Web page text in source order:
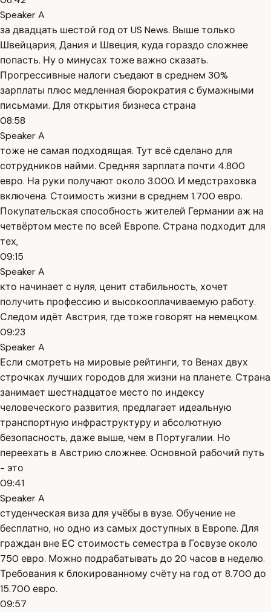
Speaker A
за двадцать шестой год от US News. Выше только
Швейцария, Дания и Швеция, куда гораздо сложнее
попасть. Ну о минусах тоже важно сказать.
Прогрессивные налоги съедают в среднем 30%
зарплаты плюс медленная бюрократия с бумажными
письмами. Для открытия бизнеса страна
08:58
Speaker A
тоже не самая подходящая. Тут всё сделано для
сотрудников найми. Средняя зарплата почти 4.800
евро. На руки получают около 3.000. И медстраховка
включена. Стоимость жизни в среднем 1.700 евро.
Покупательская способность жителей Германии аж на
четвёртом месте по всей Европе. Страна подходит для
тех,
09:15
Speaker A
кто начинает с нуля, ценит стабильность, хочет
получить профессию и высокооплачиваемую работу.
Следом идёт Австрия, где тоже говорят на немецком.
09:23
Speaker A
Если смотреть на мировые рейтинги, то Венах двух
строчках лучших городов для жизни на планете. Страна
занимает шестнадцатое место по индексу
человеческого развития, предлагает идеальную
транспортную инфраструктуру и абсолютную
безопасность, даже выше, чем в Португалии. Но
переехать в Австрию сложнее. Основной рабочий путь
- это
09:41
Speaker A
студенческая виза для учёбы в вузе. Обучение не
бесплатно, но одно из самых доступных в Европе. Для
граждан вне ЕС стоимость семестра в Госвузе около
750 евро. Можно подрабатывать до 20 часов в неделю.
Требования к блокированному счёту на год от 8.700 до
15.700 евро.
09:57